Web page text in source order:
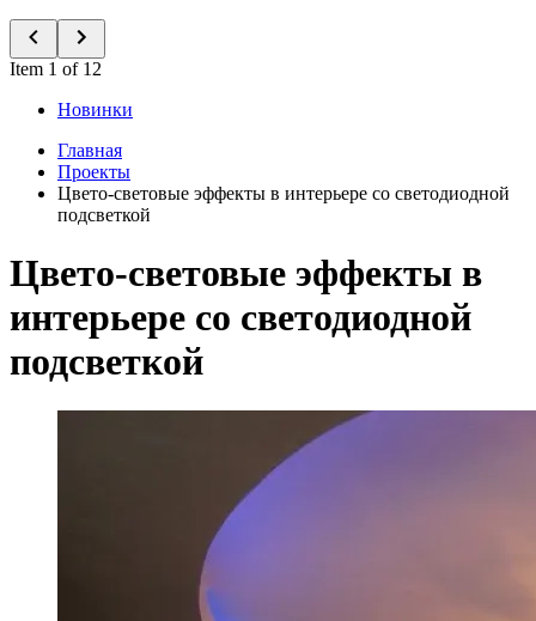
Item 1 of 12
Новинки
Главная
Проекты
Цвето-световые эффекты в интерьере со светодиодной
подсветкой
Цвето-световые эффекты в
интерьере со светодиодной
подсветкой